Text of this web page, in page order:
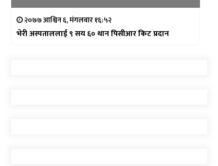
२०७७ आश्विन ६, मंगलवार १६:५२
भेरी अस्पताललाई ९ सय ६० थान पिसीआर किट प्रदान